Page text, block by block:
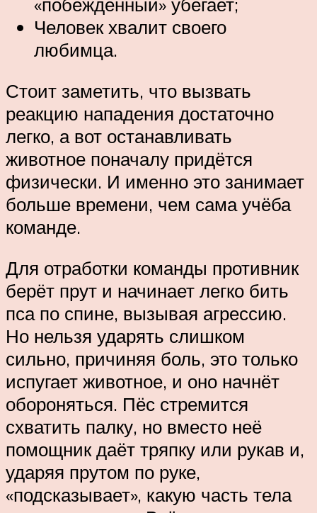
Человек хвалит своего
любимца.
Стоит заметить, что вызвать
реакцию нападения достаточно
легко, а вот останавливать
животное поначалу придётся
физически. И именно это занимает
больше времени, чем сама учёба
команде.
Для отработки команды противник
берёт прут и начинает легко бить
пса по спине, вызывая агрессию.
Но нельзя ударять слишком
сильно, причиняя боль, это только
испугает животное, и оно начнёт
обороняться. Пёс стремится
схватить палку, но вместо неё
помощник даёт тряпку или рукав и,
ударяя прутом по руке,
«подсказывает», какую часть тела